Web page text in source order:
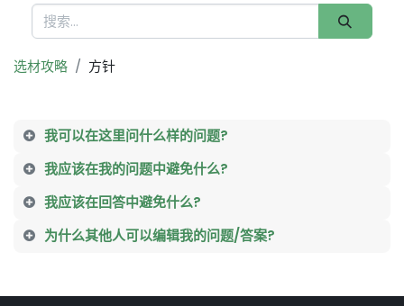
选材攻略 方针
我可以在这里问什么样的问题?
我应该在我的问题中避免什么?
我应该在回答中避免什么?
为什么其他人可以编辑我的问题/答案?